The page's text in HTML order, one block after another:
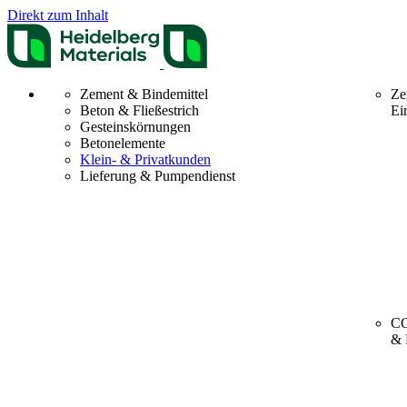
Direkt zum Inhalt
Zement & Bindemittel
Beton & Fließestrich
Gesteinskörnungen
Betonelemente
Klein- & Privatkunden
Lieferung & Pumpendienst
&